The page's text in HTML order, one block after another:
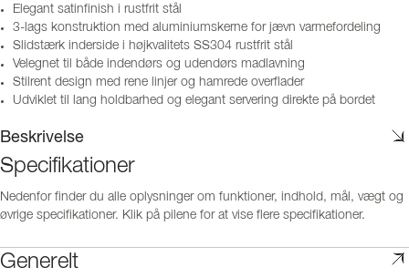
Elegant satinfinish i rustfrit stål
3-lags konstruktion med aluminiumskerne for jævn varmefordeling
Slidstærk inderside i højkvalitets SS304 rustfrit stål
Velegnet til både indendørs og udendørs madlavning
Stilrent design med rene linjer og hamrede overflader
Udviklet til lang holdbarhed og elegant servering direkte på bordet
Beskrivelse
Specifikationer
Nedenfor finder du alle oplysninger om funktioner, indhold, mål, vægt og
øvrige specifikationer. Klik på pilene for at vise flere specifikationer.
Generelt